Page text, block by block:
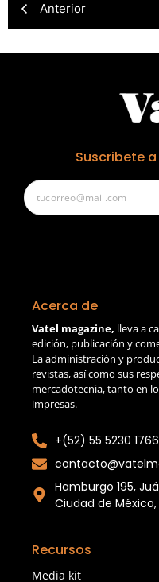
Anterior
Suscribete
Acerca de
Vatel magazine, lleva a
edición, publicación y
La administración y
revistas, así como sus
mercadotecnia, tanto en
impresas.
+(52) 55 5230 1766
Hamburgo 195,
Ciudad de México,
Recursos
Media kit